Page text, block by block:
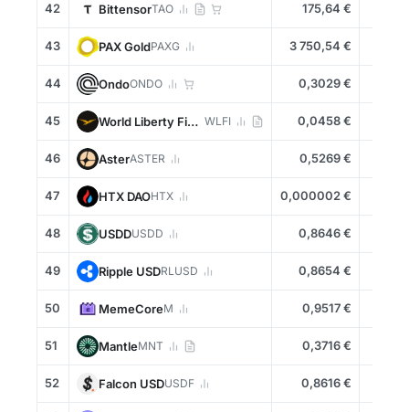
42 BittensorTAO 175,64 €
43 PAX GoldPAXG 3 750,54 €
44 OndoONDO 0,3029 €
45 World Liberty Financial WLFI 0,0458 €
46 AsterASTER 0,5269 €
47 HTX DAOHTX 0,000002 €
48 USDDUSDD 0,8646 €
49 Ripple USDRLUSD 0,8654 €
50 MemeCoreM 0,9517 €
51 MantleMNT 0,3716 €
52 Falcon USDUSDF 0,8616 €